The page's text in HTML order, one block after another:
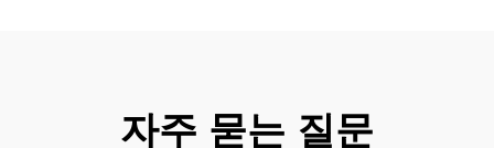
자주 묻는 질문